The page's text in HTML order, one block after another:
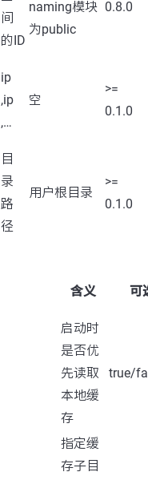
间
的ID
naming模块
为public
0.8.0
ip
,ip
,…
空
>=
0.1.0
目
录
路
径
用户根目录
>=
0.1.0
含义 可
启动时
是否优
先读取
本地缓
存
true/
指定缓
存子目